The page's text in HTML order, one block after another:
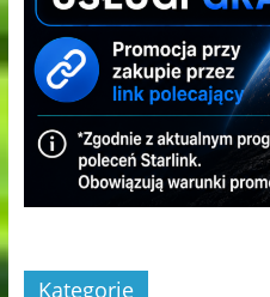
Kategorie